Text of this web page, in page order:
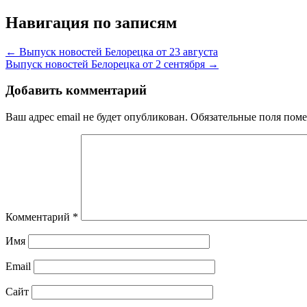
Навигация по записям
← Выпуск новостей Белорецка от 23 августа
Выпуск новостей Белорецка от 2 сентября →
Добавить комментарий
Ваш адрес email не будет опубликован. Обязательные поля
Комментарий *
Имя
Email
Сайт